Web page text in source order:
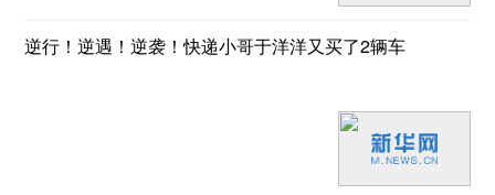
逆行！逆遇！逆袭！快递小哥于洋洋又买了2辆车